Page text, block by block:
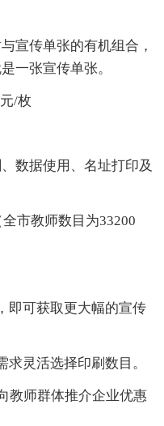
宣传单张的有机组合，
一张宣传单张。
/枚
数据使用、名址打印及
市教师数目为33200
即可获取更大幅的宣传
求灵活选择印刷数目。
教师群体推介企业优惠